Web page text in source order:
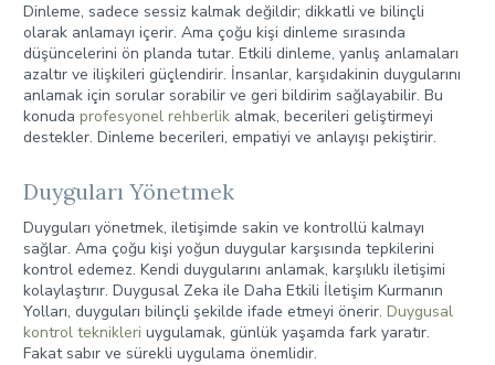
Dinleme, sadece sessiz kalmak değildir; dikkatli ve bilinçli
olarak anlamayı içerir. Ama çoğu kişi dinleme sırasında
düşüncelerini ön planda tutar. Etkili dinleme, yanlış anlamaları
azaltır ve ilişkileri güçlendirir. İnsanlar, karşıdakinin duygularını
anlamak için sorular sorabilir ve geri bildirim sağlayabilir. Bu
konuda profesyonel rehberlik almak, becerileri geliştirmeyi
destekler. Dinleme becerileri, empatiyi ve anlayışı pekiştirir.
Duyguları Yönetmek
Duyguları yönetmek, iletişimde sakin ve kontrollü kalmayı
sağlar. Ama çoğu kişi yoğun duygular karşısında tepkilerini
kontrol edemez. Kendi duygularını anlamak, karşılıklı iletişimi
kolaylaştırır. Duygusal Zeka ile Daha Etkili İletişim Kurmanın
Yolları, duyguları bilinçli şekilde ifade etmeyi önerir. Duygusal
kontrol teknikleri uygulamak, günlük yaşamda fark yaratır.
Fakat sabır ve sürekli uygulama önemlidir.